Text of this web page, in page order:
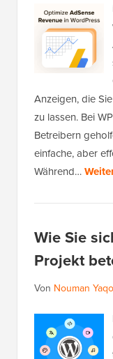
Anzeigen, die
zu lassen. Bei
Betreibern
einfache, aber
Während…
Wie Sie
Projekt
Von Nouman